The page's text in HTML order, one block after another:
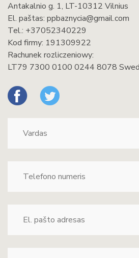
Antakalnio g. 1, LT-10312 Vilnius
El. paštas: ppbaznycia@gmail.com
Tel.: +37052340229
Kod firmy: 191309922
Rachunek rozliczeniowy:
LT79 7300 0100 0244 8078